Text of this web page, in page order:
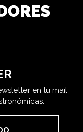
en tu mail